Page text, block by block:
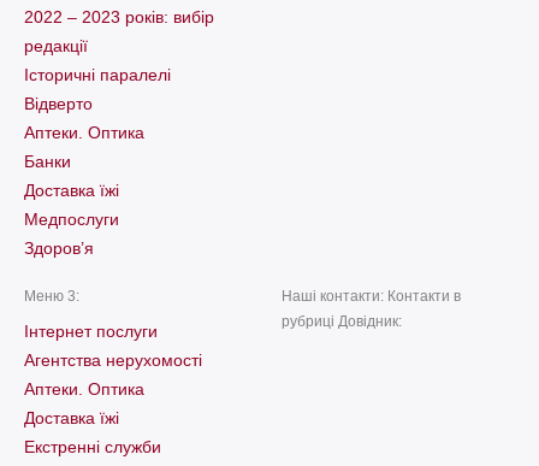
2022 – 2023 років: вибір
редакції
Історичні паралелі
Відверто
Аптеки. Оптика
Банки
Доставка їжі
Медпослуги
Здоров’я
Меню 3:
Інтернет послуги
Агентства нерухомості
Аптеки. Оптика
Доставка їжі
Екстренні служби
Наші контакти: Контакти в
рубриці Довідник: